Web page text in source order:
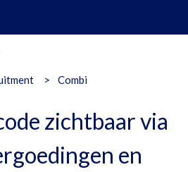
Combi
zichtbaar via
en